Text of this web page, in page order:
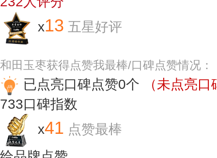
x13 五星好评
和田玉枣获得点赞我最棒/口碑点赞情况：
已点亮口碑点赞0个
（未点亮
733口碑指数
x41 点赞最棒